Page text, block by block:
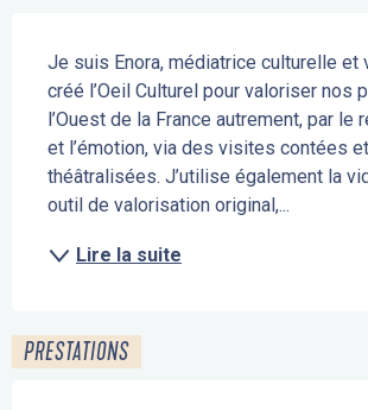
Je suis Enora, médiatrice culturelle et
créé l’Oeil Culturel pour valoriser nos
l’Ouest de la France autrement, par le
et l’émotion, via des visites contées et
théâtralisées. J’utilise également la
outil de valorisation original,...
Lire la suite
PRESTATIONS